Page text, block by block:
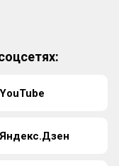
YouTube
Яндекс.Дзен